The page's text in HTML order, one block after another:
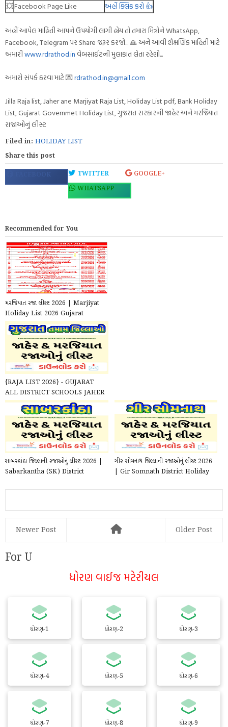
💥Facebook Page Like અહીં ક્લિક કરો 👍
અહીં આપેલ માહિતી આપને ઉપયોગી લાગી હોય તો તમારા મિત્રોને WhatsApp,
Facebook, Telegram પર Share જરૂર કરજો... 🙏 અને આવી શૈક્ષણિક માહિતી માટે
અમારીwww.rdrathod.in વેબસાઈટની મુલાકાત લેતા રહેશો...
અમારો સંપર્ક કરવા માટે 💌rdrathod.in@gmail.com
Jilla Raja list, Jaher ane Marjiyat Raja List, Holiday List pdf, Bank Holiday
List, Gujarat Governmet Holiday List, ગુજરાત સરકારની જાહેર અને મરજિયાત
રાજાઓનું લીસ્ટ
Filed in: HOLIDAY LIST
Share this post
FACEBOOK TWITTER
GOOGLE+
WHATSAPP
Recommended for You
મરજિયાત રજા લીસ્ટ 2026 | Marjiyat
Holiday List 2026 Gujarat
{RAJA LIST 2026} - GUJARAT
ALL DISTRICT SCHOOLS JAHER
/ MARJIYAT RAJA LIST 2026 ...
સાબરકાંઠા જિલ્લાની રજાઓનું લીસ્ટ 2026 |
Sabarkantha (SK) District
ગીર સોમનાથ જિલ્લાની રજાઓનું લીસ્ટ 2026
| Gir Somnath District Holiday
Newer Post Older Post
For U
ધોરણ વાઈજ મટેરીયલ
ધોરણ-1 ધોરણ-2 ધોરણ-3
ધોરણ-4 ધોરણ-5 ધોરણ-6
ધોરણ-7 ધોરણ-8 ધોરણ-9